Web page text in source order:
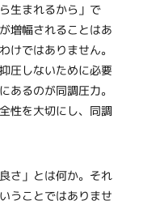
生まれるから」で
増幅されることはあ
けではありません。
圧しないために必要
あるのが同調圧力。
性を大切にし、同調
さ」とは何か。それ
うことではありませ